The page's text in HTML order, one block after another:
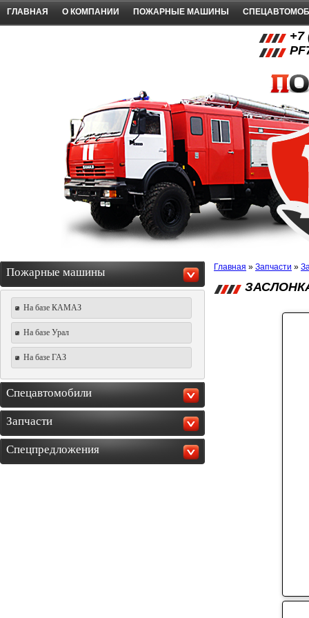
ГЛАВНАЯ О КОМПАНИИ ПОЖАРНЫЕ МАШИНЫ
+7
Пожарные машины
На базе КАМАЗ
На базе Урал
На базе ГАЗ
Спецавтомобили
Запчасти
Спецпредложения
Главная » Запчасти »